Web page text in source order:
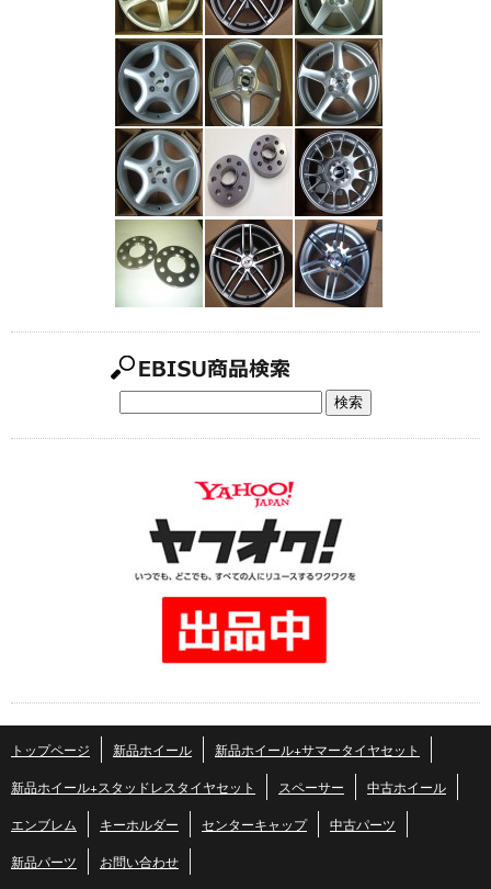
トップページ 新品ホイール
新品ホイール+サマータイヤセット
新品ホイール+スタッドレスタイヤセット
スペーサー
中古ホイール
エンブレム
キーホルダー センターキャップ
中古パーツ
新品パーツ
お問い合わせ